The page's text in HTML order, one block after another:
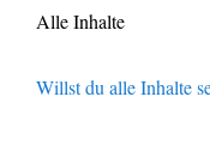
Alle Inhalte
Willst du alle Inhalte